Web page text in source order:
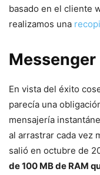
basado en el cliente
realizamos una
Messenger
En vista del éxito
parecía una
mensajería
al arrastrar cada vez
salió en octubre de
de 100 MB de RAM